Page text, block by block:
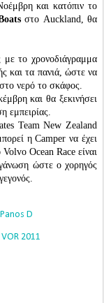
και κατόπιν το
στο Auckland, θα
με το χρονοδιάγραμμα
και τα πανιά, ώστε να
νερό το σκάφος.
και θα ξεκινήσει
εμπειρίας.
Team New Zealand
η Camper να έχει
Ocean Race είναι
ώστε ο χορηγός
Panos D
VOR 2011